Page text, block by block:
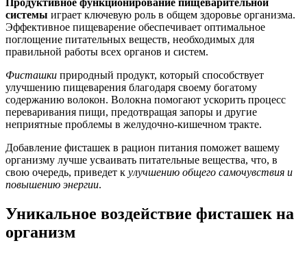
системы играет ключевую роль в общем здоровье организма.
Эффективное пищеварение обеспечивает оптимальное
поглощение питательных веществ, необходимых для
правильной работы всех органов и систем.
Фисташки природный продукт, который способствует
улучшению пищеварения благодаря своему богатому
содержанию волокон. Волокна помогают ускорить процесс
переваривания пищи, предотвращая запоры и другие
неприятные проблемы в желудочно-кишечном тракте.
Добавление фисташек в рацион питания поможет вашему
организму лучше усваивать питательные вещества, что, в
свою очередь, приведет к улучшению общего самочувствия и
повышению энергии.
Уникальное воздействие фисташек на
организм